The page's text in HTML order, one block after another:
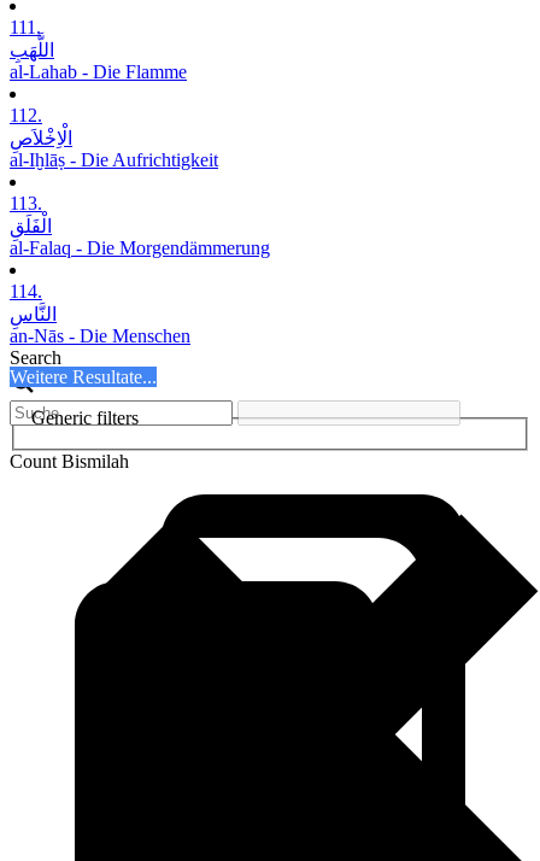
111.
اللَّھَبِ
al-Lahab - Die Flamme
112.
الْاِخْلاَصِ
al-Iḫlāṣ - Die Aufrichtigkeit
113.
الْفَلَقِ
al-Falaq - Die Morgendämmerung
114.
النَّاسِ
an-Nās - Die Menschen
Search
Weitere Resultate...
Generic filters
Count Bismilah